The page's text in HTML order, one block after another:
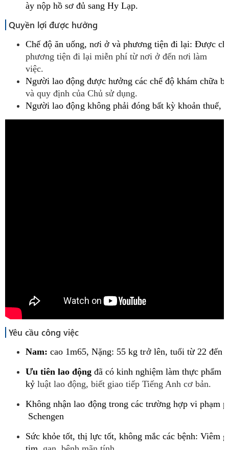
ày nộp hồ sơ đủ sang Hy Lạp.
Quyền lợi được hưởng
Chế độ ăn uống, nơi ở và phương tiện đi lại: Được
phương tiện đi lại miễn phí từ nơi ở đến nơi làm
việc.
Người lao động được hưởng các chế độ khám chữa
và quy định của Chủ sử dụng.
Người lao động không phải đóng bất kỳ khoản thuế,
Yêu cầu công việc
Nam: cao 1m65, Nặng: 55 kg trở lên, tuổi từ 22 đến
Ưu tiên lao động đã có kinh nghiệm làm thực phẩm
kỷ luật lao động, biết giao tiếp Tiếng Anh cơ bản.
Không nhận lao động trong các trường hợp vi phạm
Schengen
Sức khỏe tốt, thị lực tốt, không mắc các bệnh: Viêm